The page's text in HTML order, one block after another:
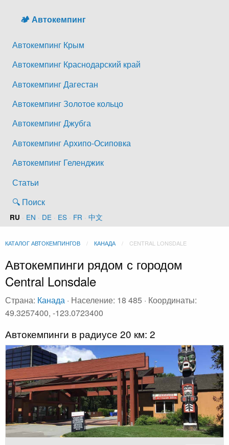
🏕️ Автокемпинг
Автокемпинг Крым
Автокемпинг Краснодарский край
Автокемпинг Дагестан
Автокемпинг Золотое кольцо
Автокемпинг Джубга
Автокемпинг Архипо-Осиповка
Автокемпинг Геленджик
Статьи
🔍 Поиск
RU · EN · DE · ES · FR · 中文
КАТАЛОГ АВТОКЕМПИНГОВ КАНАДА CENTRAL LONSDALE
Автокемпинги рядом с городом
Central Lonsdale
Страна: Канада · Население: 18 485 · Координаты:
49.3257400, -123.0723400
Автокемпинги в радиусе 20 км: 2